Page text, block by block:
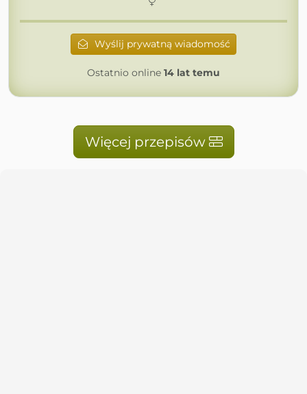
Wyślij prywatną wiadomość
Ostatnio online 14 lat temu
Więcej przepisów